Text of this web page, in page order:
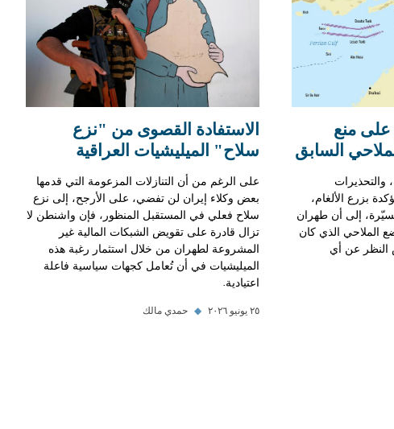
على منع
السابق
والتحذيرات
بزرع الألغام،
إلى أن طهران
الملاحي الذي كان
عن أي
الاستفادة القصوى من "نزع
سلاح" الميليشيات العراقية
على الرغم من أن التنازلات المزعومة التي قدمها
بعض وكلاء إيران لن تفضي، على الأرجح، إلى نزع
سلاح فعلي في المستقبل المنظور، فإن واشنطن لا
تزال قادرة على تقويض الشبكات المالية غير
المشروعة لطهران من خلال استثمار رغبة هذه
الميليشيات في أن تُعامل كجهات سياسية فاعلة
اعتيادية.
٢٥ يونيو ٢٠٢٦ ◆ حمدي مالك